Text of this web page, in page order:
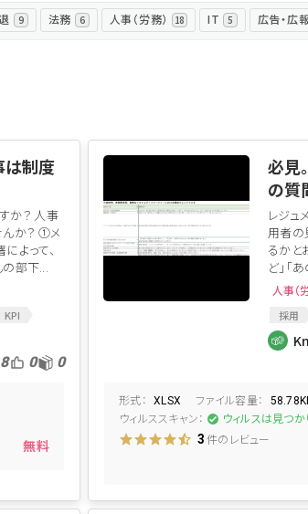
9 法務 6 人事（労務） 18 IT 5 広告・広
は制度
か？ 人事
んか？ ①メ
よって、
部下...
KPI
8 0 0
無料
必見
の質
レジュ
用者の
るかと
ど」「
人事（
採用
新卒
中途採
形式： XLSX ファイル容量：
ウィルススキャン： ウィルスは見つ
3 件のレビュー